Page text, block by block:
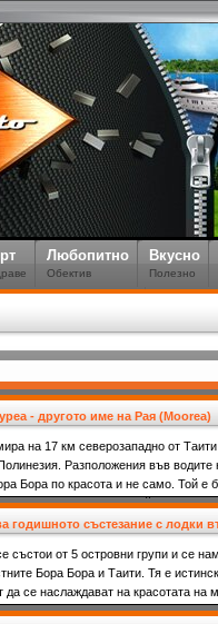
Любопитно
Обектив
Вкусно
Полезно
- другото име на Рая (Moorea)
на 17 км северозападно от
Разположения във водите
Бора по красота и не само. Той е
място сред Полинезийските
годишното състезание с лодки
състои от 5 островни групи и се
Бора Бора и Таити. Тя е
да се наслаждават на красотата на